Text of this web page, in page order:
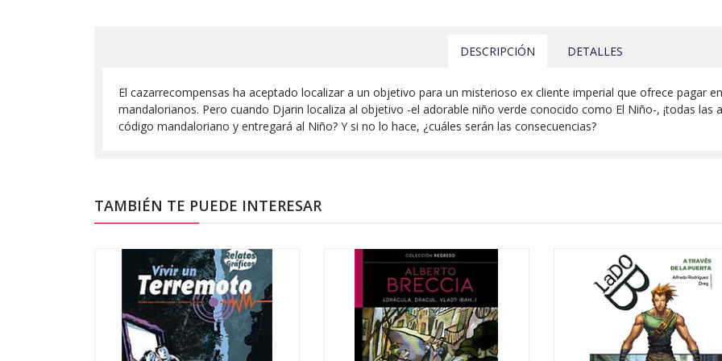
DESCRIPCIÓN DETALLES
El cazarrecompensas ha aceptado localizar a un objetivo para un misterioso ex cliente imperial que ofrece pagar
mandalorianos. Pero cuando Djarin localiza al objetivo -el adorable niño verde conocido como El Niño-, ¡todas las
código mandaloriano y entregará al Niño? Y si no lo hace, ¿cuáles serán las consecuencias?
TAMBIÉN TE PUEDE INTERESAR